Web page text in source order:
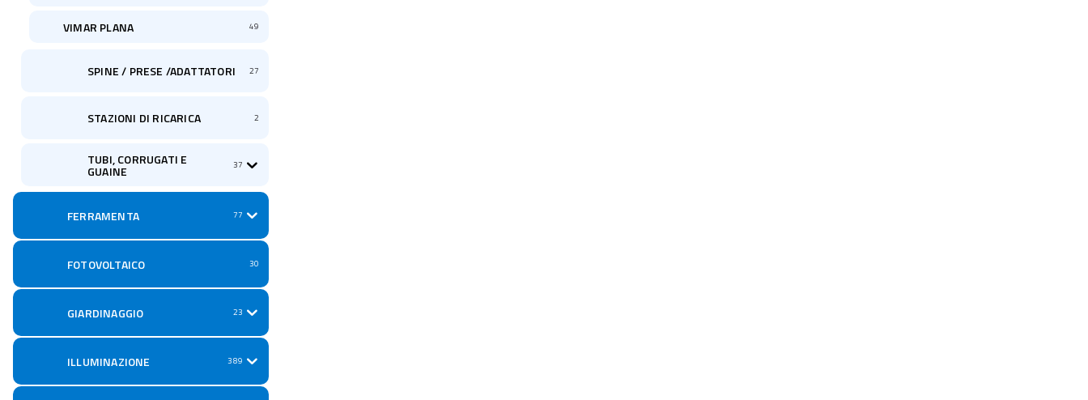
VIMAR PLANA 49
SPINE / PRESE /ADATTATORI 27
STAZIONI DI RICARICA 2
TUBI, CORRUGATI E
GUAINE 37
FERRAMENTA 77
FOTOVOLTAICO 30
GIARDINAGGIO 23
ILLUMINAZIONE 389